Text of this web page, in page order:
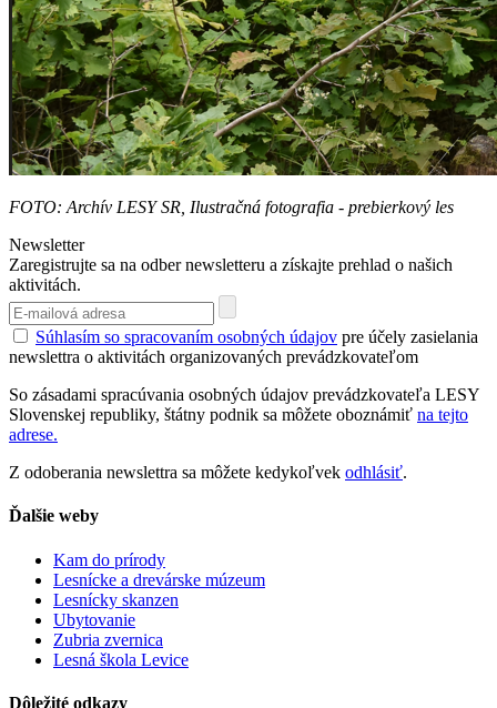
FOTO: Archív LESY SR, Ilustračná fotografia - prebierkový les
Newsletter
Zaregistrujte sa na odber newsletteru a získajte prehlad o našich
aktivitách.
Súhlasím so spracovaním osobných údajov pre účely zasielania
newslettra o aktivitách organizovaných prevádzkovateľom
So zásadami spracúvania osobných údajov prevádzkovateľa LESY
Slovenskej republiky, štátny podnik sa môžete oboznámiť na tejto
adrese.
Z odoberania newslettra sa môžete kedykoľvek odhlásiť.
Ďalšie weby
Kam do prírody
Lesnícke a drevárske múzeum
Lesnícky skanzen
Ubytovanie
Zubria zvernica
Lesná škola Levice
Dôležité odkazy